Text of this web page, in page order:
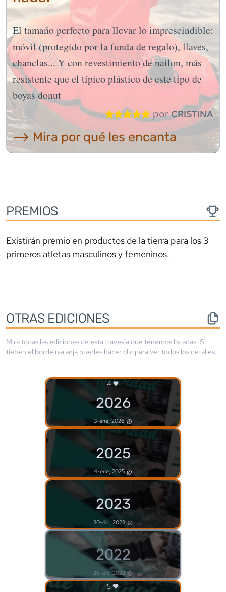
El tamaño perfecto para llevar lo imprescindible:
móvil (protegido por la funda de regalo), llaves,
chanclas... Y con revestimiento de nailon, más
resistente que el típico plástico de este tipo de
boyas donut
porCRISTINA
⟶ Mira por qué les encanta
PREMIOS
Existirán premio en productos de la tierra para los 3
primeros atletas masculinos y femeninos.
OTRAS EDICIONES
Mira todas las ediciones de esta travesía que tenemos listadas. Si
tienen el borde naranja puedes hacer clic para ver todos los detalles.
4
2026
3-ene, 2026
2025
4-ene, 2025
2023
30-dic, 2023
2022
26-dic, 2022
5